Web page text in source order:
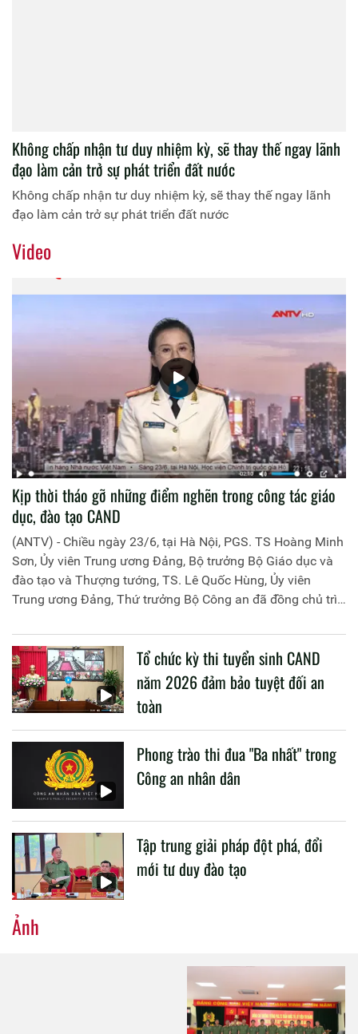
Không chấp nhận tư duy nhiệm kỳ, sẽ thay thế ngay lãnh
đạo làm cản trở sự phát triển đất nước
Không chấp nhận tư duy nhiệm kỳ, sẽ thay thế ngay lãnh
đạo làm cản trở sự phát triển đất nước
Video
Kịp thời tháo gỡ những điểm nghẽn trong công tác giáo
dục, đào tạo CAND
(ANTV) - Chiều ngày 23/6, tại Hà Nội, PGS. TS Hoàng Minh
Sơn, Ủy viên Trung ương Đảng, Bộ trưởng Bộ Giáo dục và
đào tạo và Thượng tướng, TS. Lê Quốc Hùng, Ủy viên
Trung ương Đảng, Thứ trưởng Bộ Công an đã đồng chủ trì
liên quan đến công tác giáo dục và đào tạo của lực lượng
CAND.
Tổ chức kỳ thi tuyển sinh CAND
năm 2026 đảm bảo tuyệt đối an
toàn
Phong trào thi đua "Ba nhất" trong
Công an nhân dân
Tập trung giải pháp đột phá, đổi
mới tư duy đào tạo
Ảnh